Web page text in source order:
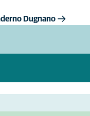
Dugnano